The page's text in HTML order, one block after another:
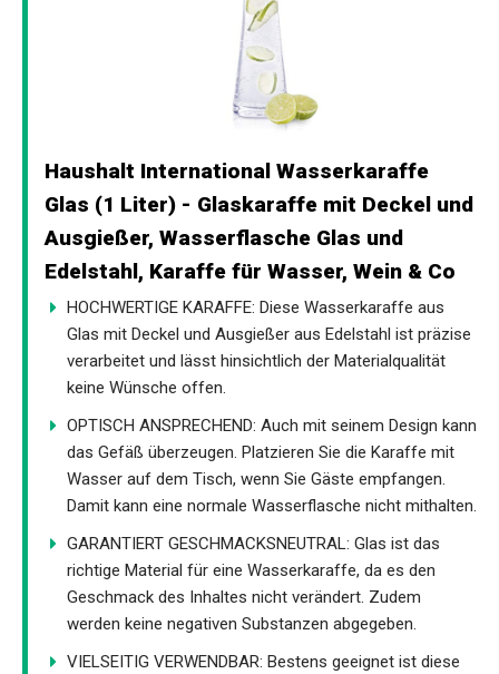
Haushalt International Wasserkaraffe
Glas (1 Liter) - Glaskaraffe mit Deckel und
Ausgießer, Wasserflasche Glas und
Edelstahl, Karaffe für Wasser, Wein & Co
HOCHWERTIGE KARAFFE: Diese Wasserkaraffe aus
Glas mit Deckel und Ausgießer aus Edelstahl ist präzise
verarbeitet und lässt hinsichtlich der Materialqualität
keine Wünsche offen.
OPTISCH ANSPRECHEND: Auch mit seinem Design kann
das Gefäß überzeugen. Platzieren Sie die Karaffe mit
Wasser auf dem Tisch, wenn Sie Gäste empfangen.
Damit kann eine normale Wasserflasche nicht mithalten.
GARANTIERT GESCHMACKSNEUTRAL: Glas ist das
richtige Material für eine Wasserkaraffe, da es den
Geschmack des Inhaltes nicht verändert. Zudem
werden keine negativen Substanzen abgegeben.
VIELSEITIG VERWENDBAR: Bestens geeignet ist diese